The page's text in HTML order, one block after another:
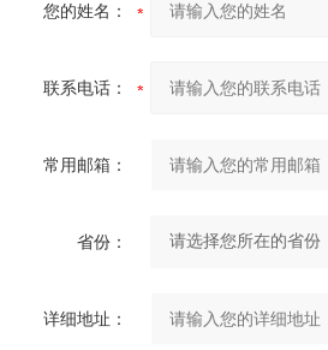
您的姓名：
联系电话：
常用邮箱：
省份：
详细地址：